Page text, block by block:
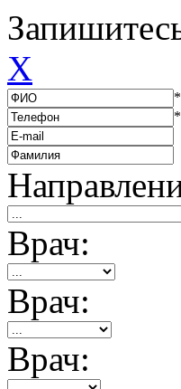
X
*
*
Врач:
Врач:
Врач: